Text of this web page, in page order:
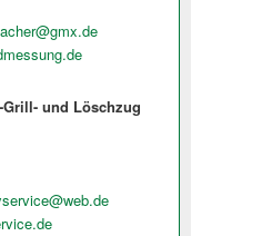
Grill- und Löschzug